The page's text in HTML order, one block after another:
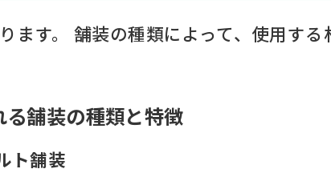
ます。 舗装の種類によって、使用す
る舗装の種類と特徴
ト舗装